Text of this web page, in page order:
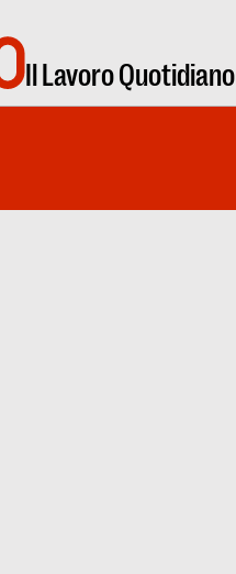
Il Lavoro Quotidiano